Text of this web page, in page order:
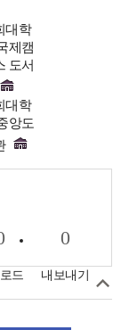
대학
제캠
도서
대학
앙도
드
0
내보내기